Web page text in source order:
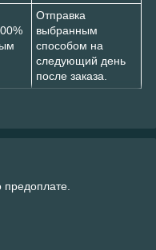
Отправка
выбранным
способом на
следующий день
после заказа.
предоплате.